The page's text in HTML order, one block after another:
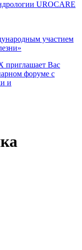
UROCARE
участием
приглашает Вас
форуме с
и